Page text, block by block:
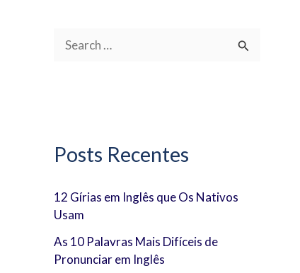
u
s
a
r
p
Posts Recentes
12 Gírias em Inglês que Os Nativos
Usam
As 10 Palavras Mais Difíceis de
Pronunciar em Inglês